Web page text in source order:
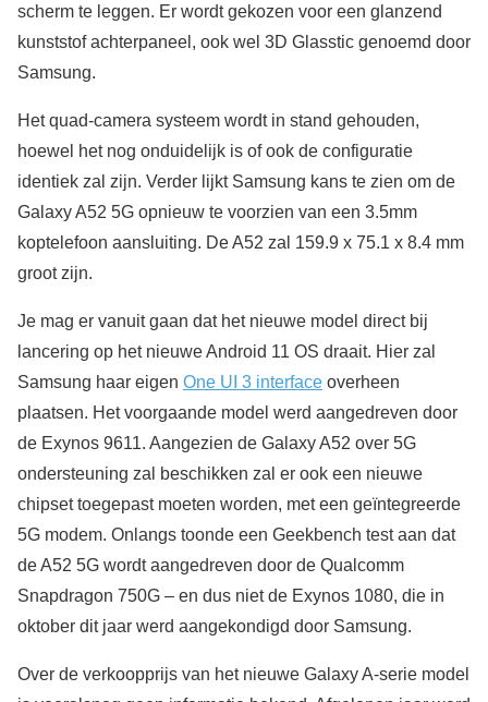
scherm te leggen. Er wordt gekozen voor een glanzend
kunststof achterpaneel, ook wel 3D Glasstic genoemd door
Samsung.
Het quad-camera systeem wordt in stand gehouden,
hoewel het nog onduidelijk is of ook de configuratie
identiek zal zijn. Verder lijkt Samsung kans te zien om de
Galaxy A52 5G opnieuw te voorzien van een 3.5mm
koptelefoon aansluiting. De A52 zal 159.9 x 75.1 x 8.4 mm
groot zijn.
Je mag er vanuit gaan dat het nieuwe model direct bij
lancering op het nieuwe Android 11 OS draait. Hier zal
Samsung haar eigen One UI 3 interface overheen
plaatsen. Het voorgaande model werd aangedreven door
de Exynos 9611. Aangezien de Galaxy A52 over 5G
ondersteuning zal beschikken zal er ook een nieuwe
chipset toegepast moeten worden, met een geïntegreerde
5G modem. Onlangs toonde een Geekbench test aan dat
de A52 5G wordt aangedreven door de Qualcomm
Snapdragon 750G – en dus niet de Exynos 1080, die in
oktober dit jaar werd aangekondigd door Samsung.
Over de verkoopprijs van het nieuwe Galaxy A-serie model